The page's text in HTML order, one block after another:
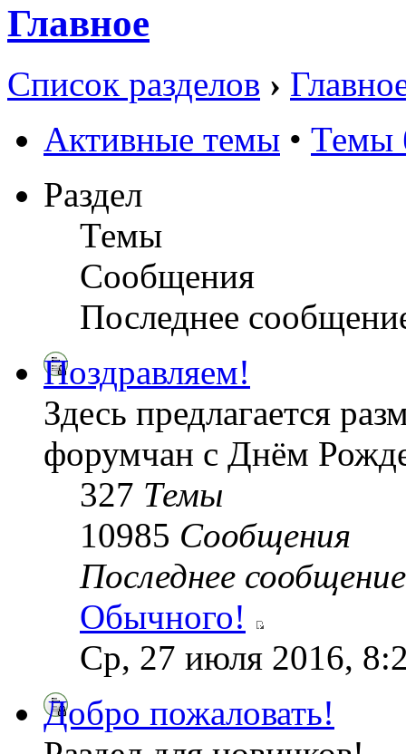
Главное
Список разделов ›
Активные темы • Темы
Раздел
Темы
Сообщения
Последнее
Поздравляем!
Здесь предлагается
форумчан с Днём
327 Темы
10985 Сообщения
Последнее сообщение
Обычного!
Ср, 27 июля 2016,
Добро пожаловать!